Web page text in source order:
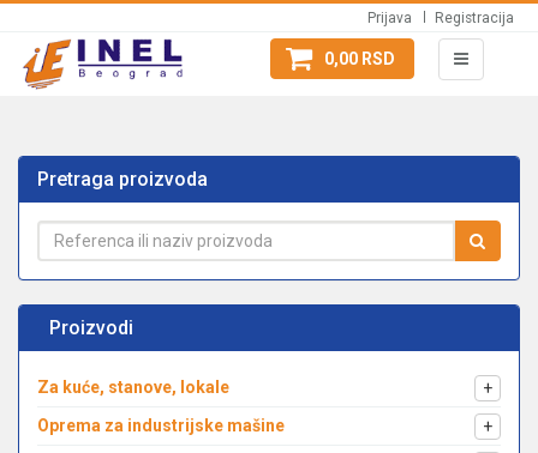
Prijava Registracija
0,00 RSD
Pretraga proizvoda
Proizvodi
Za kuće, stanove, lokale
+
Oprema za industrijske mašine
+